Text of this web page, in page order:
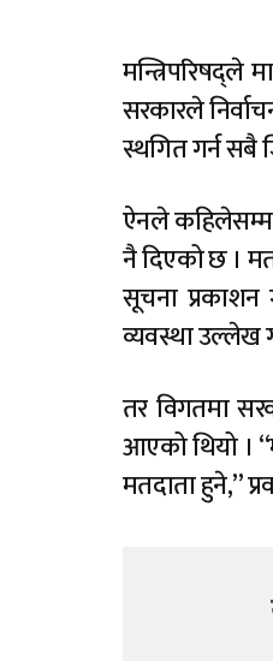
मन्त्रिपरिषद्ले
सरकारले
स्थगित गर्न सबै
ऐनले कहिलेसम्म
नै दिएको छ ।
सूचना प्रकाशन
व्यवस्था उल्लेख
तर विगतमा
आएको थियो ।
मतदाता हुने,”